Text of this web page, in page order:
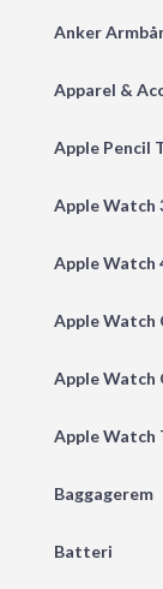
Anker
Apparel &
Apple Pencil
Apple Watch
Apple Watch
Apple Watch
Apple Watch
Apple Watch
Baggagerem
Batteri